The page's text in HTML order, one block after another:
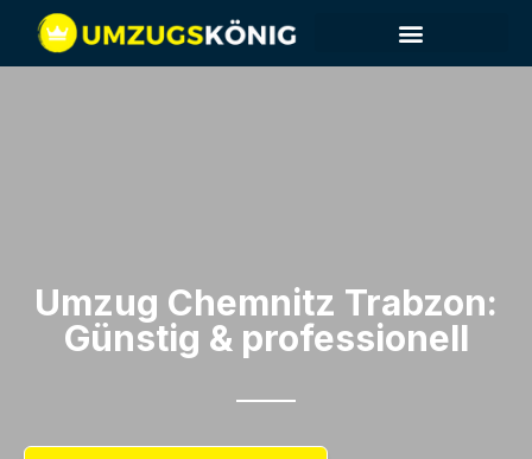
Umzug Chemnitz​ Trabzon:
Günstig & professionell​